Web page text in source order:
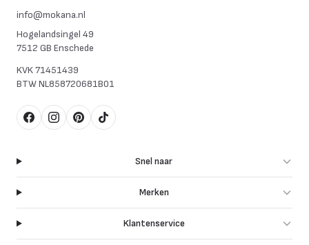
info@mokana.nl
Hogelandsingel 49
7512 GB Enschede
KVK71451439
BTWNL858720681B01
FacebookInstagram
Pinterest
TikTok
Snel naar
Merken
Klantenservice